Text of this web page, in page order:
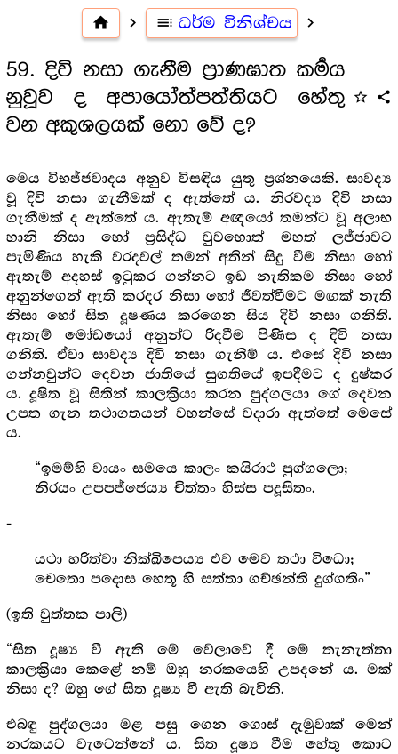
home navigate_next toc ධර්ම විනිශ්චය navigate_next
59. දිවි නසා ගැනීම ප්‍රාණඝාත කර්‍මය
නුවූව ද අපායෝත්පත්තියට හේතු
වන අකුශලයක් නො වේ ද?
star_outline share
මෙය විභජ්ජවාදය අනුව විසඳිය යුතු ප්‍ර‍ශ්නයෙකි. සාවද්‍ය
වූ දිවි නසා ගැනීමක් ද ඇත්තේ ය. නිරවද්‍ය දිවි නසා
ගැනීමක් ද ඇත්තේ ය. ඇතැම් අඥයෝ තමන්ට වූ අලාභ
හානි නිසා හෝ ප්‍ර‍සිද්ධ වුවහොත් මහත් ලජ්ජාවට
පැමිණිය හැකි වරදවල් තමන් අතින් සිදු වීම නිසා හෝ
ඇතැම් අදහස් ඉටුකර ගන්නට ඉඩ නැතිකම නිසා හෝ
අනුන්ගෙන් ඇති කරදර නිසා හෝ ජීවත්වීමට මඟක් නැති
නිසා හෝ සිත දූෂණය කරගෙන සිය දිවි නසා ගනිති.
ඇතැම් මෝඩයෝ අනුන්ට රිදවීම පිණිස ද දිවි නසා
ගනිති. ඒවා සාවද්‍ය දිවි නසා ගැනීම් ය. එසේ දිවි නසා
ගන්නවුන්ට දෙවන ජාතියේ සුගතියේ ඉපදීමට ද දුෂ්කර
ය. දූෂිත වූ සිතින් කාලක්‍රියා කරන පුද්ගලයා ගේ දෙවන
උපත ගැන තථාගතයන් වහන්සේ වදාරා ඇත්තේ මෙසේ
ය.
“ඉමම්හි වායං සමයෙ කාලං කයිරාථ පුග්ගලො;
නිරයං උපපජ්ජෙය්‍ය චිත්තං හිස්ස පදූසිතං.
-
යථා හරිත්වා නික්ඛිපෙය්‍ය එව මෙව තථා විධො;
චෙතො පදොස හෙතූ හි සත්තා ගච්ඡන්ති දුග්ගතිං”
(ඉති වුත්තක පාලි)
“සිත දූෂ්‍ය වී ඇති මේ වේලාවේ දී මේ තැනැත්තා
කාලක්‍රියා කෙළේ නම් ඔහු නරකයෙහි උපදනේ ය. මක්
නිසා ද? ඔහු ගේ සිත දූෂ්‍ය වී ඇති බැවිනි.
එබඳු පුද්ගලයා මළ පසු ගෙන ගොස් දැමුවාක් මෙන්
නරකයට වැටෙන්නේ ය. සිත දූෂ්‍ය වීම හේතු කොට